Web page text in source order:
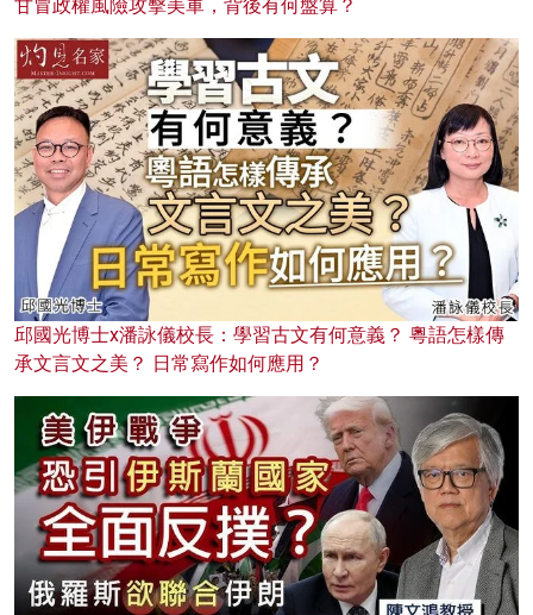
甘冒政權風險攻擊美軍，背後有何盤算？
邱國光博士x潘詠儀校長：學習古文有何意義？ 粵語怎樣傳
承文言文之美？ 日常寫作如何應用？